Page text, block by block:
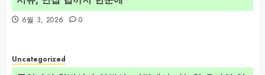
6월 3, 2026 0
Uncategorized